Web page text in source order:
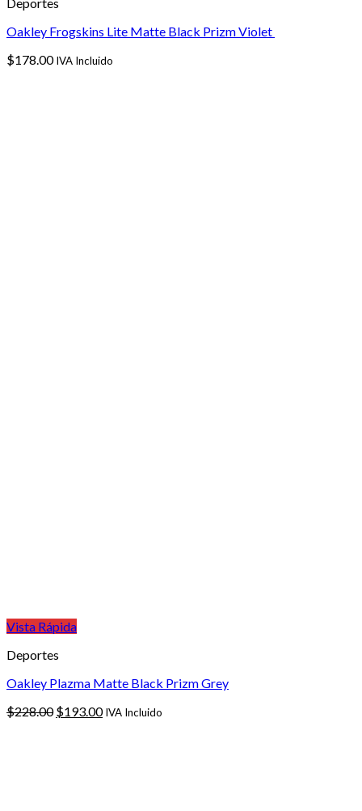
Oakley Frogskins Lite Matte Black Prizm Violet
$178.00 IVA Incluido
Vista Rápida
Deportes
Oakley Plazma Matte Black Prizm Grey
$228.00 El
$193.00ElIVA Incluido